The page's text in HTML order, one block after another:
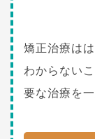
矯正治療は
わからない
要な治療を